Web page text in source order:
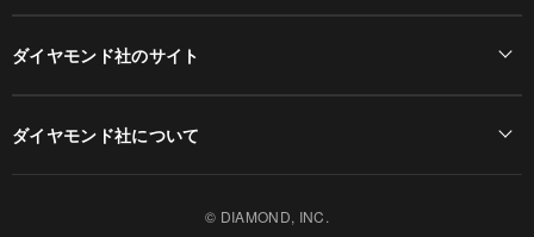
ダイヤモンド社のサイト
ダイヤモンド社について
© DIAMOND, INC.